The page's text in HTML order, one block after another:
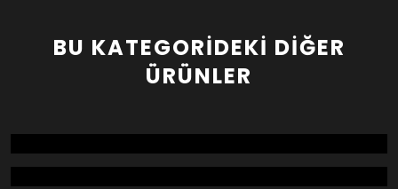
BU KATEGORIDEKI DIĞER
ÜRÜNLER
DEĞİRMEN SASÖRÜ